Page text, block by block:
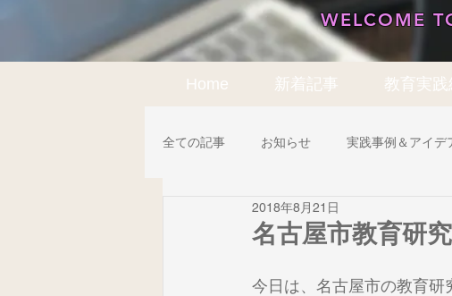
WELCOME
Home 新着記事 教育実践
全ての記事 お知らせ 実践事例＆アイデ
アクティブ・ラーニング
鑑賞 音楽づくり 学年
名古屋市教育研
2018年8月21日
今日は、名古屋市の教育研